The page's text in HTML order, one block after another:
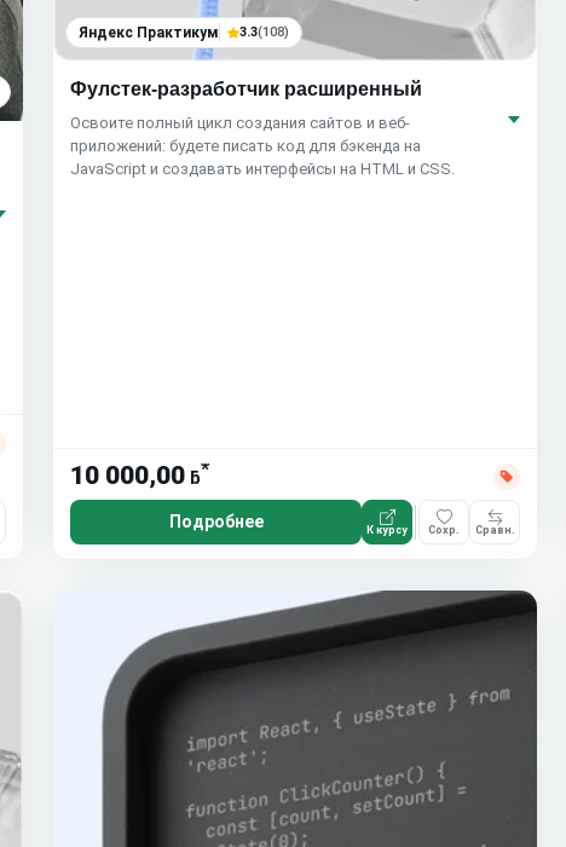
Яндекс Практикум 3.3(108)
Фулстек-разработчик расширенный
Освоите полный цикл создания сайтов и веб-
приложений: будете писать код для бэкенда на
JavaScript и создавать интерфейсы на HTML и CSS.
10 000,00 ƃ*
Подробнее К курсу Сохр. Сравн.